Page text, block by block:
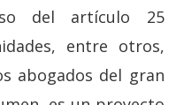
del artículo 25
entre otros,
abogados del gran